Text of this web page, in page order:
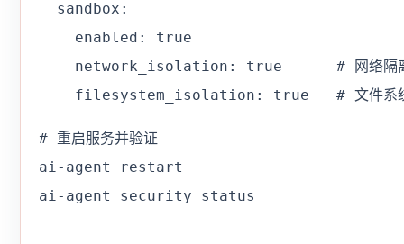
  sandbox:
    enabled: true
network_isolation: true      # 网络隔
filesystem_isolation: true   # 文件系
# 重启服务并验证
ai-agent restart
ai-agent security status